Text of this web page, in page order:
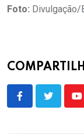
Foto: Divulgação/